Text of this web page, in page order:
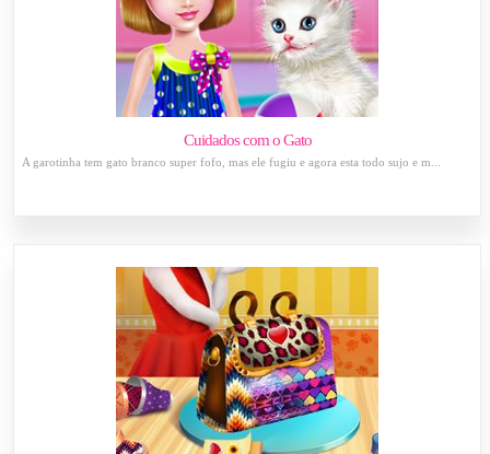
Cuidados com o Gato
A garotinha tem gato branco super fofo, mas ele fugiu e agora esta todo sujo e m...